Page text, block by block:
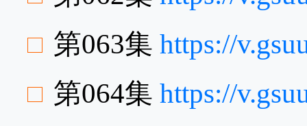
第063集 https://
第064集 https://